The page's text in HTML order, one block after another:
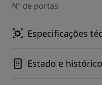
Nº de portas
Especificações
Estado e histórico